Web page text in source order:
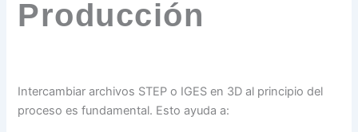
Producción
Intercambiar archivos STEP o IGES en 3D al principio del
proceso es fundamental. Esto ayuda a: